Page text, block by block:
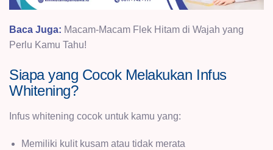
Baca Juga: Macam-Macam Flek Hitam di Wajah yang
Perlu Kamu Tahu!
Siapa yang Cocok Melakukan Infus
Whitening?
Infus whitening cocok untuk kamu yang:
Memiliki kulit kusam atau tidak merata